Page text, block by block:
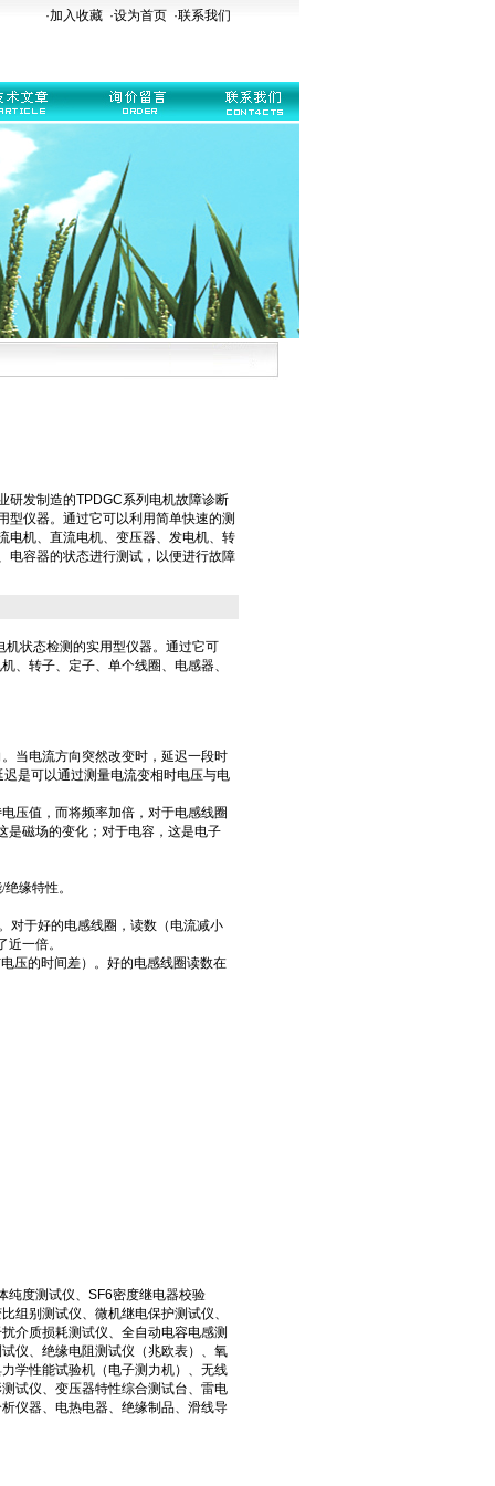
·加入收藏 ·设为首页 ·联系我们
研发制造的TPDGC系列电机故障诊断
型仪器。通过它可以利用简单快速的测
电机、直流电机、变压器、发电机、转
电容器的状态进行测试，以便进行故障
状态检测的实用型仪器。通过它可
、转子、定子、单个线圈、电感器、
当电流方向突然改变时，延迟一段时
是可以通过测量电流变相时电压与电
压值，而将频率加倍，对于电感线圈
是磁场的变化；对于电容，这是电子
缘特性。
对于好的电感线圈，读数（电流减小
一倍。
压的时间差）。好的电感线圈读数在
度测试仪、SF6密度继电器校验
组别测试仪、微机继电保护测试仪、
介质损耗测试仪、全自动电容电感测
仪、绝缘电阻测试仪（兆欧表）、氧
学性能试验机（电子测力机）、无线
试仪、变压器特性综合测试台、雷电
仪器、电热电器、绝缘制品、滑线导